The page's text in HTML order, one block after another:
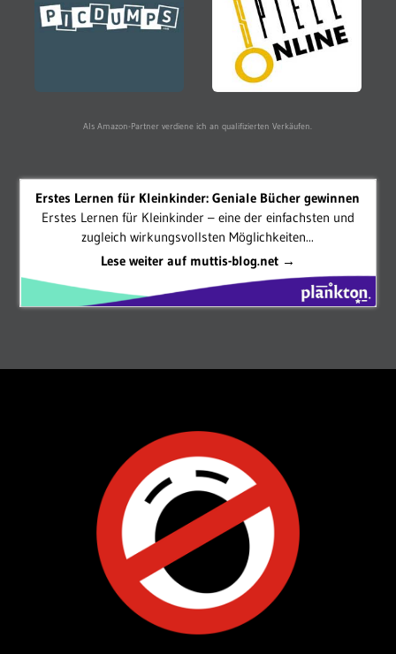
Als Amazon-Partner verdiene ich an qualifizierten Verkäufen.
Erstes Lernen für Kleinkinder: Geniale Bücher gewinnen
Erstes Lernen für Kleinkinder – eine der einfachsten und
zugleich wirkungsvollsten Möglichkeiten...
Lese weiter auf muttis-blog.net →